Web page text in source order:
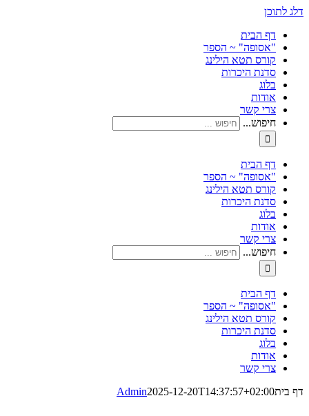
דלג לתוכן
דף הבית
"אסופה" ~ הספר
קורס תטא הילינג
סדנת היכרות
בלוג
אודות
צרי קשר
חיפוש...
דף הבית
"אסופה" ~ הספר
קורס תטא הילינג
סדנת היכרות
בלוג
אודות
צרי קשר
חיפוש...
דף הבית
"אסופה" ~ הספר
קורס תטא הילינג
סדנת היכרות
בלוג
אודות
צרי קשר
דף בית
Admin2025-12-20T14:37:57+02:00